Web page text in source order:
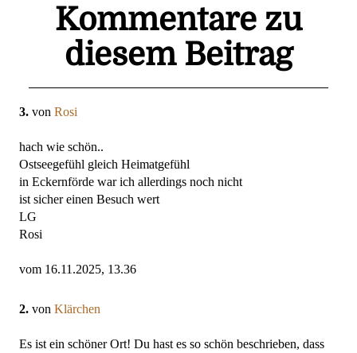
Kommentare zu
diesem Beitrag
3. von Rosi
hach wie schön..
Ostseegefühl gleich Heimatgefühl
in Eckernförde war ich allerdings noch nicht
ist sicher einen Besuch wert
LG
Rosi
vom 16.11.2025, 13.36
2. von Klärchen
Es ist ein schöner Ort! Du hast es so schön beschrieben, dass